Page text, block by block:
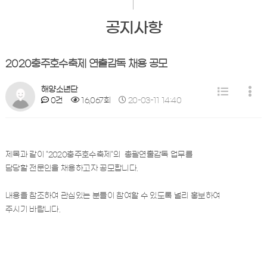
공지사항
2020충주호수축제 연출감독 채용 공모
해양소년단
0건
16,067회 20-03-11 14:40
제목과 같이 "2020충주호수축제"의 총괄연출감독 업무를
담당할 전문인을 채용하고자 공모합니다.
내용을 참조하여 관심있는 분들이 참여할 수 있도록 널리 홍보하여
주시기 바랍니다.